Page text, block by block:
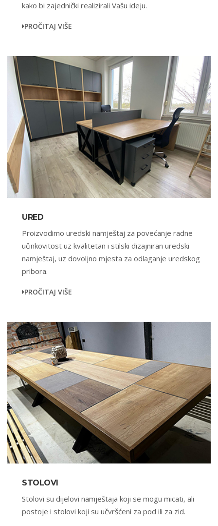
kako bi zajednički realizirali Vašu ideju.
PROČITAJ VIŠE
URED
Proizvodimo uredski namještaj za povećanje radne
učinkovitost uz kvalitetan i stilski dizajniran uredski
namještaj, uz dovoljno mjesta za odlaganje uredskog
pribora.
PROČITAJ VIŠE
STOLOVI
Stolovi su dijelovi namještaja koji se mogu micati, ali
postoje i stolovi koji su učvršćeni za pod ili za zid.